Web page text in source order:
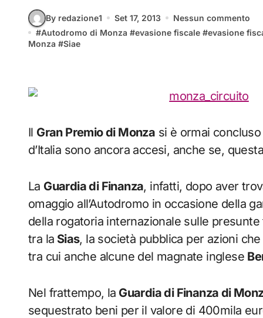
By redazione1 Set 17, 2013
Nessun commento
#Autodromo di Monza #evasione fiscale #evasione
Monza #Siae
Il Gran Premio di Monza si è ormai
d’Italia sono ancora accesi, anche se,
La Guardia di Finanza, infatti, dopo aver
omaggio all’Autodromo in occasione della
della rogatoria internazionale sulle
tra la Sias, la società pubblica per azioni
tra cui anche alcune del magnate inglese
Nel frattempo, la Guardia di Finanza di
sequestrato beni per il valore di 400mila